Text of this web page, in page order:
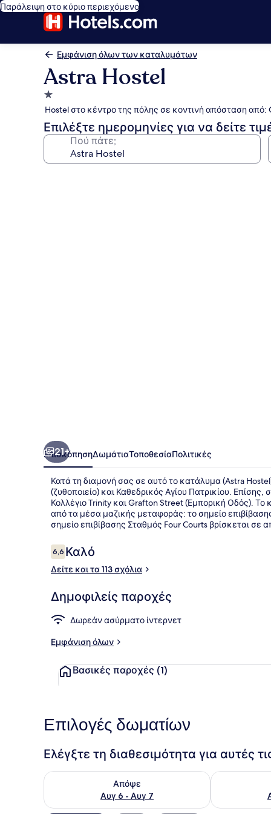
Παράλειψη στο κύριο περιεχόμενο
Εμφάνιση όλων των καταλυμάτων
Astra Hostel
Κατάλυμα
με
1.0
αστέρι
Hostel στο κέντρο της πόλης σε κοντινή απόσταση από:
Επιλέξτε ημερομηνίες για να δείτε
Πού πάτε;
21+
ΕπισκόπησηΔωμάτιαΤοποθεσίαΠολιτικές
Κατά τη διαμονή σας σε αυτό το κατάλυμα (Astra
(ζυθοποιείο) και Καθεδρικός Αγίου Πατρικίου.
Κολλέγιο Trinity και Grafton Street (Εμπορική Οδός).
από τα μέσα μαζικής μεταφοράς: το σημείο
σημείο επιβίβασης Σταθμός Four Courts βρίσκεται σε
Σχόλια
6,66,6 στα 10
Καλό
Δείτε και τα 113 σχόλια
Δημοφιλείς παροχές
Δωρεάν ασύρματο ίντερνετ
Εμφάνιση όλων
Βασικές παροχές (1)
Επιλογές δωματίων
Ελέγξτε τη διαθεσιμότητα για αυτές
Απόψε
Αυγ 6 - Αυγ 7
Έλεγχος διαθεσιμότητας για απόψε Αυγ 6 - Αυγ 7
Έλεγχος